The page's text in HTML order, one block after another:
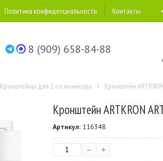
Политика конфиденциальности Контакты
8 (909) 658-84-88
Кронштейны для 1-го монитора Кронштейн
Кронштейн ARTKRON
Артикул: 116348
– +